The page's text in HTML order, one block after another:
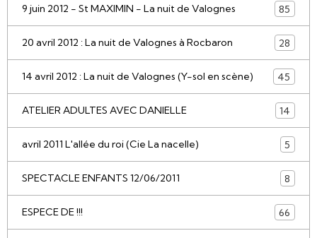
9 juin 2012 - St MAXIMIN - La nuit de Valognes 85
20 avril 2012 : La nuit de Valognes à Rocbaron 28
14 avril 2012 : La nuit de Valognes (Y-sol en scène) 45
ATELIER ADULTES AVEC DANIELLE 14
avril 2011 L'allée du roi (Cie La nacelle) 5
SPECTACLE ENFANTS 12/06/2011 8
ESPECE DE !!! 66